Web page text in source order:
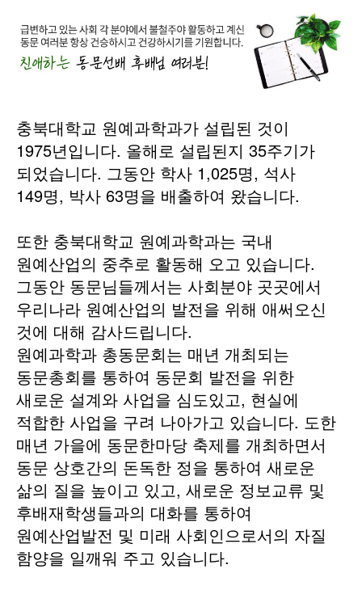
충북대학교 원예과학과가 설립된 것이
1975년입니다. 올해로 설립된지 35주기가
되었습니다. 그동안 학사 1,025명, 석사
149명, 박사 63명을 배출하여 왔습니다.
또한 충북대학교 원예과학과는 국내
원예산업의 중추로 활동해 오고 있습니다.
그동안 동문님들께서는 사회분야 곳곳에서
우리나라 원예산업의 발전을 위해 애써오신
것에 대해 감사드립니다.
원예과학과 총동문회는 매년 개최되는
동문총회를 통하여 동문회 발전을 위한
새로운 설계와 사업을 심도있고, 현실에
적합한 사업을 구려 나아가고 있습니다. 도한
매년 가을에 동문한마당 축제를 개최하면서
동문 상호간의 돈독한 정을 통하여 새로운
삶의 질을 높이고 있고, 새로운 정보교류 및
후배재학생들과의 대화를 통하여
원예산업발전 및 미래 사회인으로서의 자질
함양을 일깨워 주고 있습니다.